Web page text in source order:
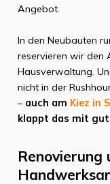
Angebot.
In den Neubauten
reservieren wir den
Hausverwaltung.
nicht in der
– auch am Kiez in
klappt das mit
Renovierung